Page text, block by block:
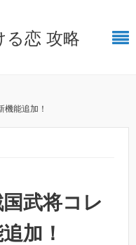
る恋 攻略
能追加！
武将コレ
加！